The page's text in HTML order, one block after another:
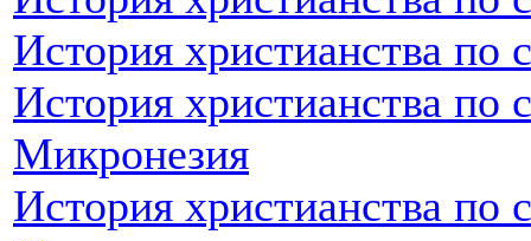
История христианства
История христианства по
Микронезия
История христианства